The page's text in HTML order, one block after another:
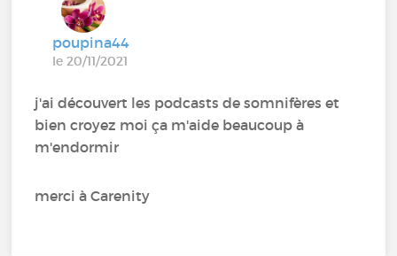
poupina44
le 20/11/2021
j'ai découvert les podcasts de somnifères et
bien croyez moi ça m'aide beaucoup à
m'endormir
merci à Carenity